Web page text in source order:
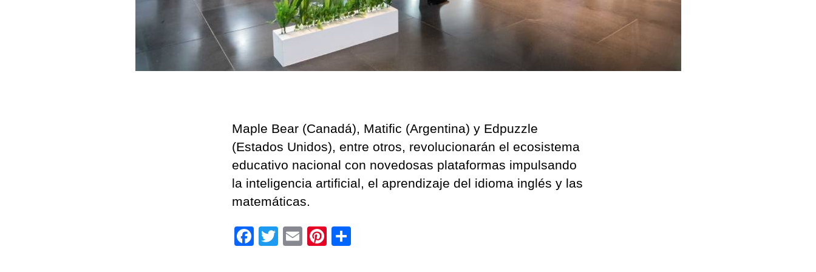
Maple Bear (Canadá), Matific (Argentina) y Edpuzzle
(Estados Unidos), entre otros, revolucionarán el ecosistema
educativo nacional con novedosas plataformas impulsando
la inteligencia artificial, el aprendizaje del idioma inglés y las
matemáticas.
F
T
E
Pi